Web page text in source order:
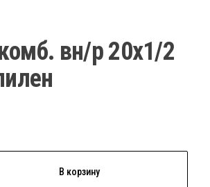
вн/р 20х1/2
В корзину